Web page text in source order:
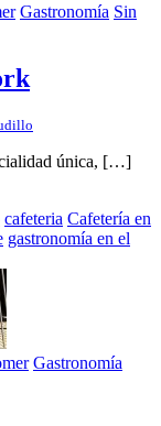
Gastronomía Sin
única, […]
cafeteria Cafetería en
gastronomía en el
Gastronomía